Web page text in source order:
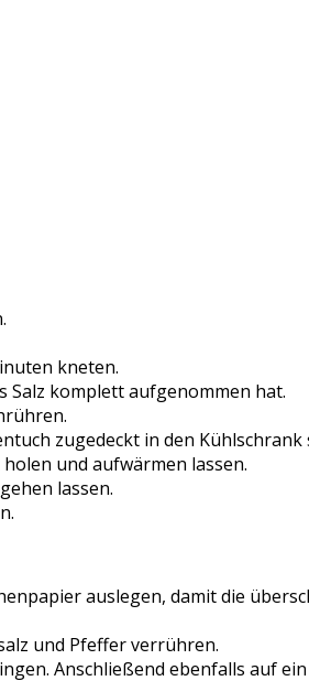
kneten.
Salz komplett aufgenommen hat.
zugedeckt in den
und aufwärmen lassen.
lassen.
auslegen, damit die
und Pfeffer verrühren.
Anschließend ebenfalls auf